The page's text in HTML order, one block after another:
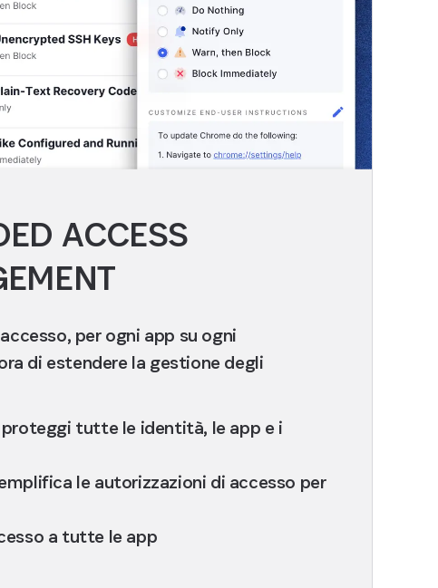
ACCESS
per ogni app su ogni
di estendere la gestione degli
proteggi tutte le identità, le app e i
le autorizzazioni di accesso per
a tutte le app